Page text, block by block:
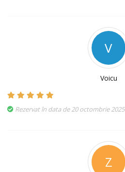
V
Voicu
Rezervat în data de 20 octombrie 2025
Z